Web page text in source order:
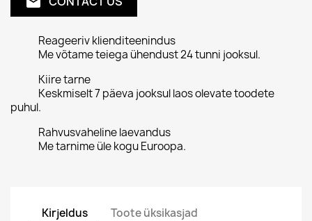
Reageeriv klienditeenindus
Me võtame teiega ühendust 24 tunni jooksul.
Kiire tarne
Keskmiselt 7 päeva jooksul laos olevate toodete
puhul.
Rahvusvaheline laevandus
Me tarnime üle kogu Euroopa.
Kirjeldus Toote üksikasjad